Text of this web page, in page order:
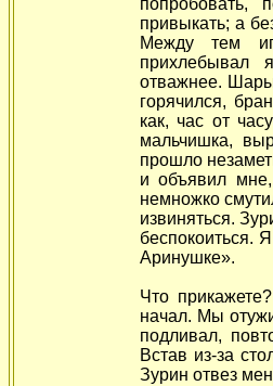
попробовать,
привыкать; а
Между тем
прихлебывал
отважнее.
горячился,
как, час от
мальчишка,
прошло
и объявил
немножко
извиняться.
беспокоиться.
Аринушке».
Что
начал. Мы
подливал,
Встав из-за
Зурин отвез